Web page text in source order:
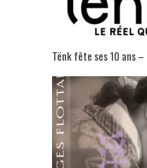
Tënk fête ses 10 ans